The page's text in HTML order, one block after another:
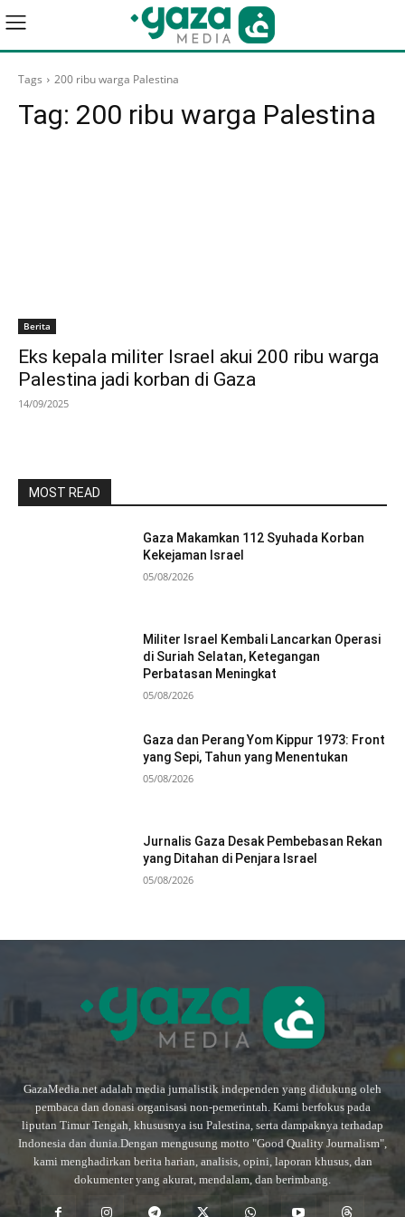
Tags 200 ribu warga Palestina
Tag: 200 ribu warga Palestina
Berita
Eks kepala militer Israel akui 200 ribu warga
Palestina jadi korban di Gaza
14/09/2025
MOST READ
Gaza Makamkan 112 Syuhada Korban
Kekejaman Israel
05/08/2026
Militer Israel Kembali Lancarkan Operasi
di Suriah Selatan, Ketegangan
Perbatasan Meningkat
05/08/2026
Gaza dan Perang Yom Kippur 1973: Front
yang Sepi, Tahun yang Menentukan
05/08/2026
Jurnalis Gaza Desak Pembebasan Rekan
yang Ditahan di Penjara Israel
05/08/2026
GazaMedia.net adalah media jurnalistik independen yang didukung oleh
pembaca dan donasi organisasi non-pemerintah. Kami berfokus pada
liputan Timur Tengah, khususnya isu Palestina, serta dampaknya terhadap
Indonesia dan dunia.Dengan mengusung motto "Good Quality Journalism",
kami menghadirkan berita harian, analisis, opini, laporan khusus, dan
dokumenter yang akurat, mendalam, dan berimbang.